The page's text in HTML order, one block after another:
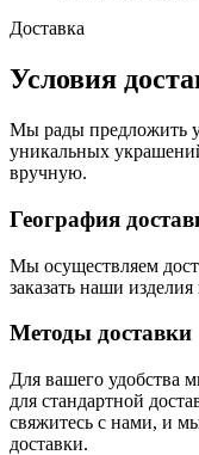
Доставка
Условия
Мы рады предложить
уникальных
вручную.
География
Мы осуществляем
заказать наши
Методы доставки
Для вашего удобства
для стандартной
свяжитесь с нами, и
доставки.